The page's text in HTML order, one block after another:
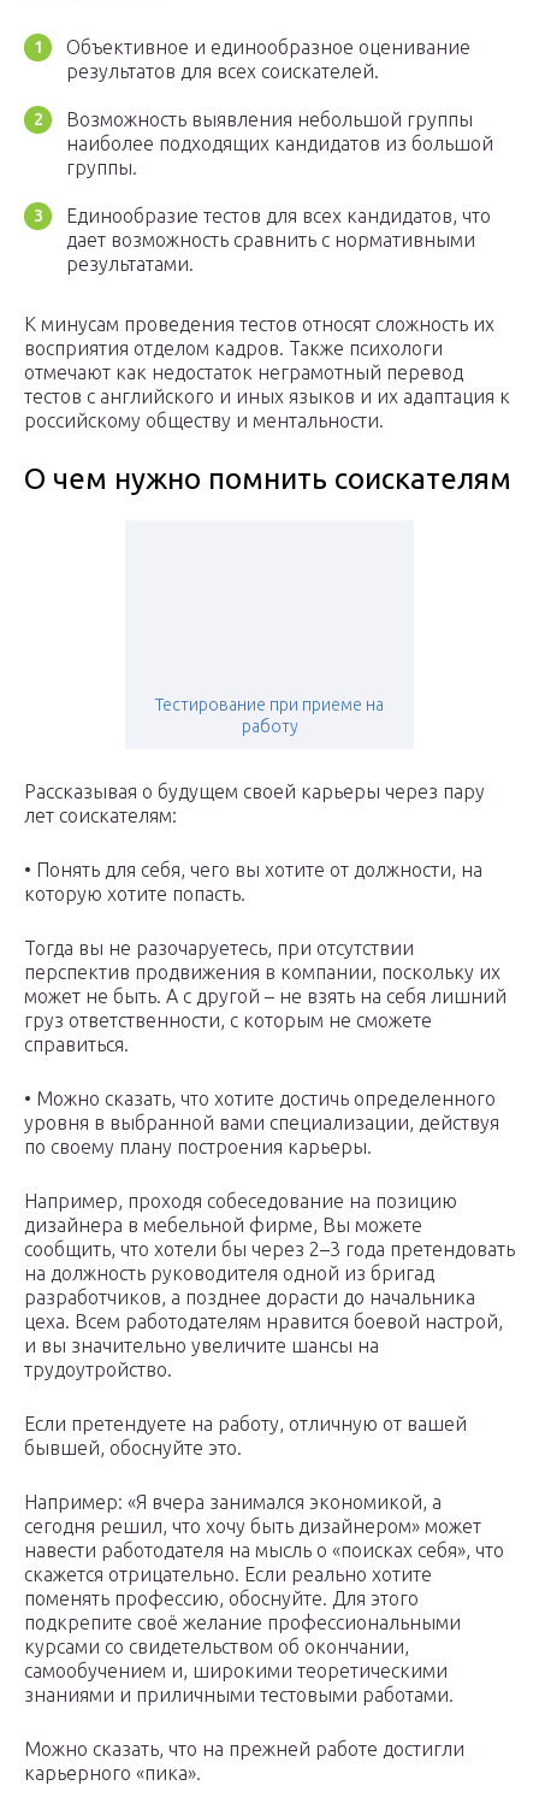
Объективное и единообразное оценивание
результатов для всех соискателей.
Возможность выявления небольшой группы
наиболее подходящих кандидатов из большой
группы.
Единообразие тестов для всех кандидатов, что
дает возможность сравнить с нормативными
результатами.
К минусам проведения тестов относят сложность их
восприятия отделом кадров. Также психологи
отмечают как недостаток неграмотный перевод
тестов с английского и иных языков и их адаптация к
российскому обществу и ментальности.
О чем нужно помнить соискателям
Тестирование при приеме на
работу
Рассказывая о будущем своей карьеры через пару
лет соискателям:
• Понять для себя, чего вы хотите от должности, на
которую хотите попасть.
Тогда вы не разочаруетесь, при отсутствии
перспектив продвижения в компании, поскольку их
может не быть. А с другой – не взять на себя лишний
груз ответственности, с которым не сможете
справиться.
• Можно сказать, что хотите достичь определенного
уровня в выбранной вами специализации, действуя
по своему плану построения карьеры.
Например, проходя собеседование на позицию
дизайнера в мебельной фирме, Вы можете
сообщить, что хотели бы через 2–3 года претендовать
на должность руководителя одной из бригад
разработчиков, а позднее дорасти до начальника
цеха. Всем работодателям нравится боевой настрой,
и вы значительно увеличите шансы на
трудоутройство.
Если претендуете на работу, отличную от вашей
бывшей, обоснуйте это.
Например: «Я вчера занимался экономикой, а
сегодня решил, что хочу быть дизайнером» может
навести работодателя на мысль о «поисках себя», что
скажется отрицательно. Если реально хотите
поменять профессию, обоснуйте. Для этого
подкрепите своё желание профессиональными
курсами со свидетельством об окончании,
самообучением и, широкими теоретическими
знаниями и приличными тестовыми работами.
Можно сказать, что на прежней работе достигли
карьерного «пика».